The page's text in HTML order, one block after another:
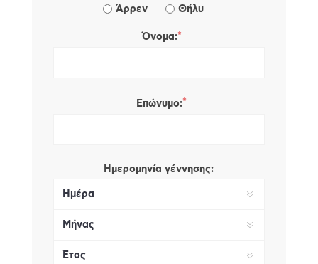
Άρρεν
Θήλυ
Όνομα:*
Επώνυμο:*
Ημερομηνία γέννησης: